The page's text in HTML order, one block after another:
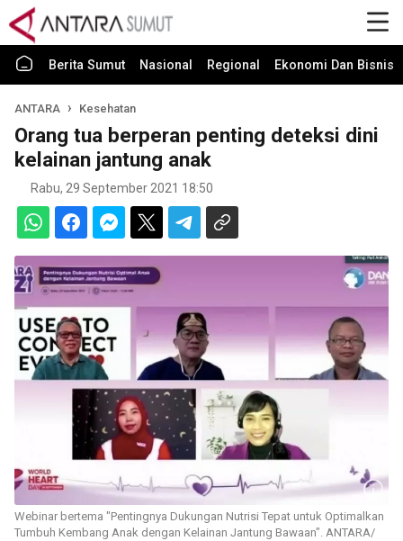
Berita Sumut Nasional Regional Ekonomi Dan Bisnis
ANTARA Kesehatan
Orang tua berperan penting deteksi dini
kelainan jantung anak
Rabu, 29 September 2021 18:50
Webinar bertema "Pentingnya Dukungan Nutrisi Tepat untuk Optimalkan
Tumbuh Kembang Anak dengan Kelainan Jantung Bawaan". ANTARA/